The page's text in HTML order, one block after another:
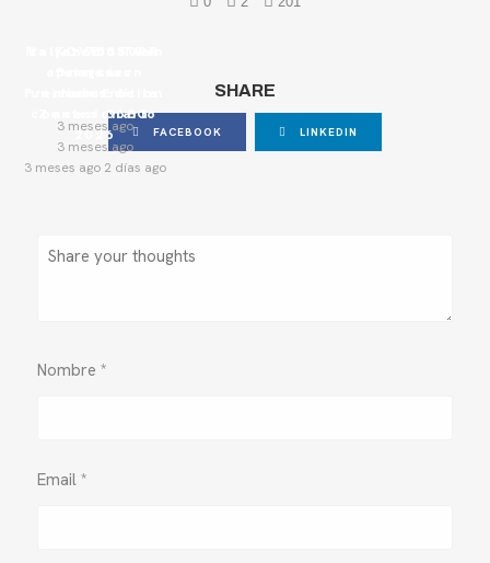
Zontes 368G
2026
3 meses ago 2 días ago
concesionario
3 meses ago
3 meses ago
SHARE
FACEBOOK LINKEDIN
Nombre*
Email*